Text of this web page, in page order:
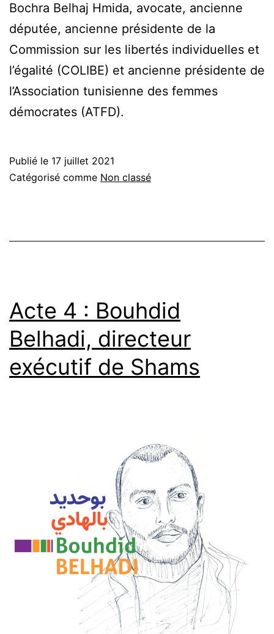
Bochra Belhaj Hmida, avocate, ancienne
députée, ancienne présidente de la
Commission sur les libertés individuelles et
l’égalité (COLIBE) et ancienne présidente de
l’Association tunisienne des femmes
démocrates (ATFD).
Publié le 17 juillet 2021
Catégorisé comme Non classé
Acte 4 : Bouhdid
Belhadi, directeur
exécutif de Shams